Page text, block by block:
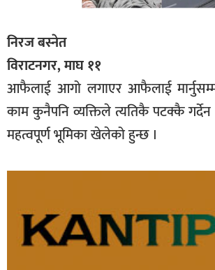
निरज बस्नेत
विराटनगर, माघ ११
आफैलाई आगो लगाएर आफैलाई
काम कुनैपनि व्यक्तिले त्यतिकै पटक्कै
महत्वपूर्ण भूमिका खेलेको हुन्छ ।